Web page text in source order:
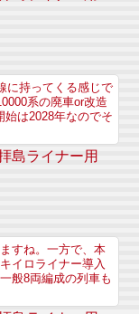
に持ってくる感じで
系の廃車or改造
始は2028年なのでそ
島ライナー用
すね。一方で、本
イロライナー導入
般8両編成の列車も